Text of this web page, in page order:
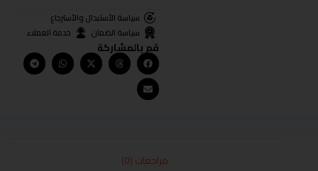
سياسة الأستبدال والأسترجاع
سياسة الضمان
خدمة العملاء
قم بالمشاركة
مراجعات (0)